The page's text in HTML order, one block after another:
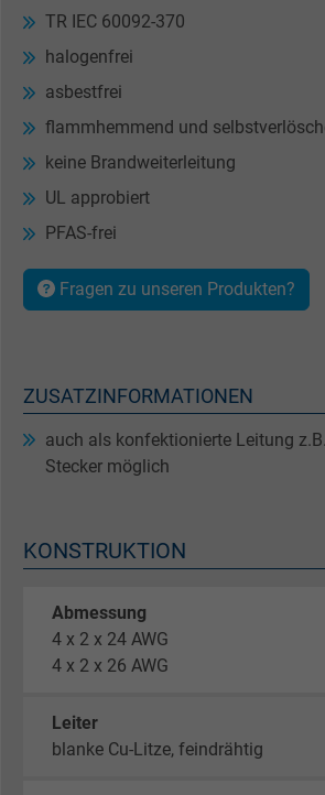
TR IEC 60092-370
halogenfrei
asbestfrei
flammhemmend und
keine Brandweiterleitung
UL approbiert
PFAS-frei
Fragen zu unseren Produkten?
ZUSATZINFORMATIONEN
auch als konfektionierte Leitung
Stecker möglich
KONSTRUKTION
Abmessung
4 x 2 x 24 AWG
4 x 2 x 26 AWG
Leiter
blanke Cu-Litze, feindrähtig